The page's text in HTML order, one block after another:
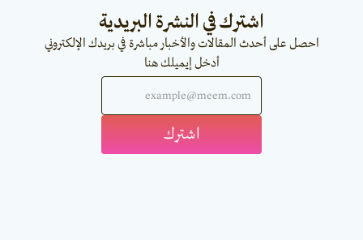
اشترك في النشرة البريدية
احصل على أحدث المقالات والأخبار مباشرة في بريدك الإلكتروني
أدخل إيميلك هنا